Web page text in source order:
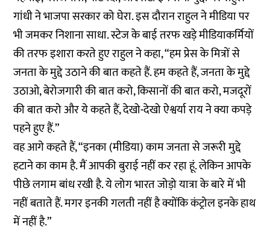
गांधी ने भाजपा सरकार को घेरा. इस दौरान राहुल ने मीडिया पर
भी जमकर निशाना साधा. स्टेज के बाई तरफ खड़े मीडियाकर्मियों
की तरफ इशारा करते हुए राहुल ने कहा, “हम प्रेस के मित्रों से
जनता के मुद्दे उठाने की बात कहते हैं. हम कहते हैं, जनता के मुद्दे
उठाओ, बेरोजगारी की बात करो, किसानों की बात करो, मजदूरों
की बात करो और ये कहते हैं, देखो-देखो ऐश्वर्या राय ने क्या कपड़े
पहने हुए हैं.”
वह आगे कहते हैं, “इनका (मीडिया) काम जनता से जरूरी मुद्दे
हटाने का काम है. मैं आपकी बुराई नहीं कर रहा हूं. लेकिन आपके
पीछे लगाम बांध रखी है. ये लोग भारत जोड़ो यात्रा के बारे में भी
नहीं बताते हैं. मगर इनकी गलती नहीं है क्योंकि कंट्रोल इनके हाथ
में नहीं है.”